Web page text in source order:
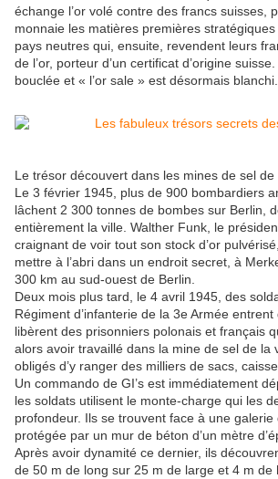
échange l’or volé contre des francs suisses,
monnaie les matières premières
pays neutres qui, ensuite, revendent leurs
de l’or, porteur d’un certificat d’origine
bouclée et « l’or sale » est désormais blanchi.
Le trésor découvert dans les mines de sel de
Le 3 février 1945, plus de 900 bombardiers
lâchent 2 300 tonnes de bombes sur Berlin,
entièrement la ville. Walther Funk, le
craignant de voir tout son stock d’or
mettre à l’abri dans un endroit secret, à
300 km au sud-ouest de Berlin.
Deux mois plus tard, le 4 avril 1945, des
Régiment d’infanterie de la 3e Armée
libèrent des prisonniers polonais et français
alors avoir travaillé dans la mine de sel de la
obligés d’y ranger des milliers de sacs,
Un commando de GI’s est immédiatement
les soldats utilisent le monte-charge qui les
profondeur. Ils se trouvent face à une galerie
protégée par un mur de béton d’un mètre
Après avoir dynamité ce dernier, ils
de 50 m de long sur 25 m de large et 4 m de